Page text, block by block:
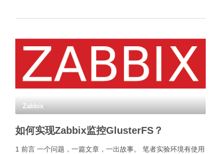
Zabbix
如何实现Zabbix监控GlusterFS？
1 前言 一个问题，一篇文章，一出故事。 笔者实验环境有使用